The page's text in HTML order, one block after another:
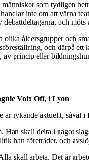
som tydligen
inte om att värna
debattdeltagarna, och möts
olika åldersgrupper och
och därpå
av princip eller
Voix Off, i Lyon
är rykande aktuellt,
Han skall delta i något
han företräder, och
skall arbeta. Det är